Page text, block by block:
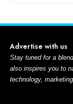
Advertise with us
Stay tuned for a
also inspires you to
technology,